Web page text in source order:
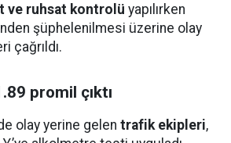
ve ruhsat kontrolü yapılırken
şüphelenilmesi üzerine olay
çağrıldı.
promil çıktı
olay yerine gelen trafik ekipleri,